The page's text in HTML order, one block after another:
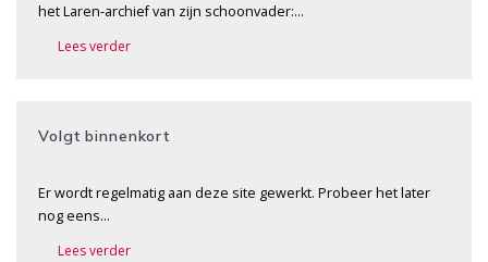
het Laren-archief van zijn schoonvader:…
Lees verder
Volgt binnenkort
Er wordt regelmatig aan deze site gewerkt. Probeer het later
nog eens…
Lees verder